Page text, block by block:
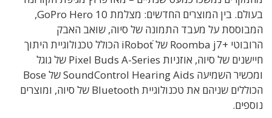
בעולם. בין המוצרים החדשים: מצלמת GoPro Hero 10,
המבוססת על מעבד התמונה של סיוה, שואב האבק
הרובוטי +Roomba j7 של iRobotֿ הכולל טכנולוגיית היתוך
חיישנים של סיוה, אוזניות Pixel Buds A-Series של גוגל
ומכשיר השמיעה SoundControl Hearing Aids של Bose
הכוללים שניהם את טכנולוגיית Bluetooth של סיוה, ומוצרים
נוספים.